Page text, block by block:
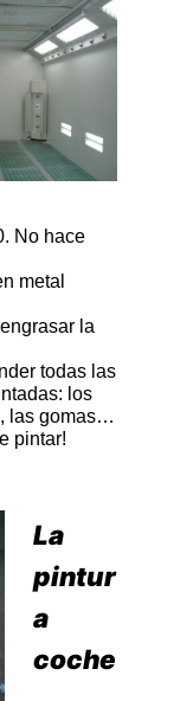
No hace
metal
la
todas las
los
las gomas…
pintar!
La
pintur
a
coche